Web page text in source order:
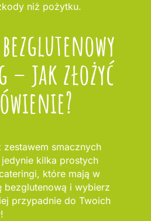
niż pożytku.
– jak złożyć
smacznych
kilka prostych
które mają w
bezglutenową i wybierz
przypadnie do Twoich